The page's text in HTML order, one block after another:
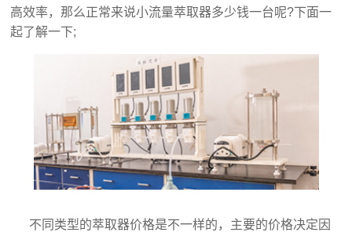
高效率，那么正常来说小流量萃取器多少钱一台呢?下面一
起了解一下;
不同类型的萃取器价格是不一样的，主要的价格决定因